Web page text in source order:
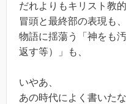
だれよりもキリスト教
冒頭と最終部の表現も、
物語に揺蕩う「神をも
返す等）」も、
いやあ、
あの時代によく書いたな